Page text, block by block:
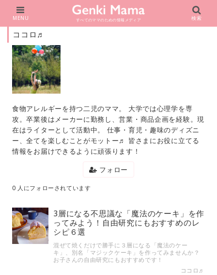
すべてのママのための情報メディア
MENU 検索
ココロ♬
食物アレルギーを持つ二児のママ。 大学では心理学を専
攻。卒業後はメーカーに勤務し、営業・商品企画を経験。現
在はライターとして活動中。 仕事・育児・趣味のディズニ
ー、全てを楽しむことがモットー♬ 皆さまにお役に立てる
情報をお届けできるように頑張ります！
フォロー
0 人にフォローされています
3層になる不思議な「魔法のケーキ」を作
ってみよう！自由研究にもおすすめのレ
シピ６選
混ぜて焼くだけで勝手に３層になる「魔法のケー
キ」、別名「マジックケーキ」を作ってみませんか？
お子さんの自由研究にもおすすめです！
ココロ♬